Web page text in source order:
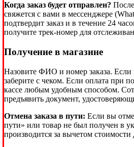
Когда заказ будет отправлен?
свяжется с вами в мессенджере
подтвердит заказ и в течение 24
получите трек-номер для
Получение в магазине
Назовите ФИО и номер заказа. Если
заберите с чеком. Если оплата при
кассе любым удобным способом.
предъявить документ,
Отмена заказа в пути: Если вы
пути» или товар не был получен в
производится за вычетом стоимости